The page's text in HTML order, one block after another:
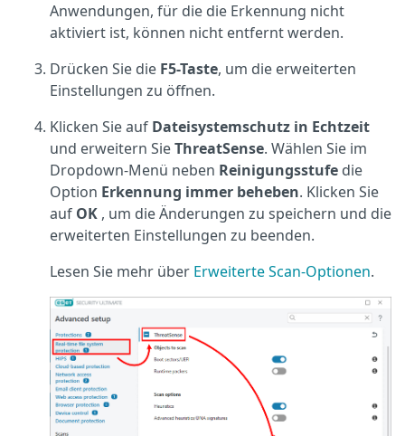
Anwendungen, für die die Erkennung nicht
aktiviert ist, können nicht entfernt werden.
Drücken Sie die F5-Taste, um die erweiterten
Einstellungen zu öffnen.
Klicken Sie auf Dateisystemschutz in Echtzeit
und erweitern SieThreatSense. Wählen Sie im
Dropdown-Menü neben Reinigungsstufe die
Option Erkennung immer beheben. Klicken Sie
auf OK , um die Änderungen zu speichern und die
erweiterten Einstellungen zu beenden.
Lesen Sie mehr über Erweiterte Scan-Optionen.